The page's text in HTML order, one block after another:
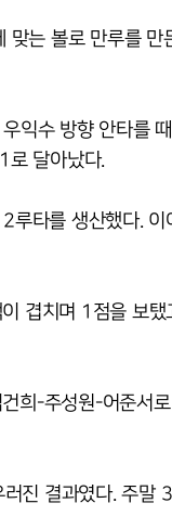
맞는 볼로 만루를 만
익수 방향 안타를
로 달아났다.
루타를 생산했다. 이
겹치며 1점을 보
희-주성원-어준서
진 결과였다. 주말